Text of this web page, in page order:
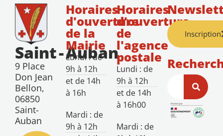
Saint-Auban
9 Place
Don Jean
Bellon,
06850
Saint-
Auban
Horaires
d'ouverture
de la
Mairie
Lundi : de
9h à 12h
et de 14h
à 16h
Mardi : de
9h à 12h
Horaires
d'ouverture
de
l'agence
postale
Lundi : de
9h à 12h
et de 14h
à 16h00
Mardi : de
Inscription